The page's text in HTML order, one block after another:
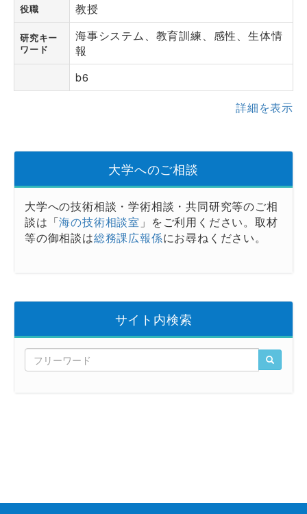
役職 教授
研究キー
ワード
海事システム、教育訓練、感性、生体情
報
b6
詳細を表示
大学へのご相談
大学への技術相談・学術相談・共同研究等のご相
談は「海の技術相談室 」をご利用ください。取材
等の御相談は総務課広報係にお尋ねください。
サイト内検索